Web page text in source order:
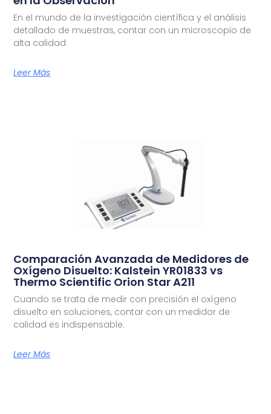
En el mundo de la investigación científica y el análisis
detallado de muestras, contar con un microscopio de
alta calidad
Leer Más
Comparación Avanzada de Medidores de
Oxígeno Disuelto: Kalstein YR01833 vs
Thermo Scientific Orion Star A211
Cuando se trata de medir con precisión el oxígeno
disuelto en soluciones, contar con un medidor de
calidad es indispensable.
Leer Más